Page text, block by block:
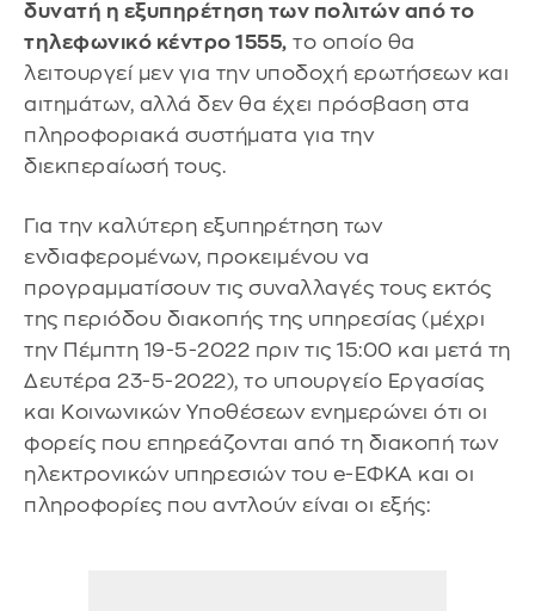
δυνατή η εξυπηρέτηση των πολιτών από το
τηλεφωνικό κέντρο 1555, το οποίο θα
λειτουργεί μεν για την υποδοχή ερωτήσεων και
αιτημάτων, αλλά δεν θα έχει πρόσβαση στα
πληροφοριακά συστήματα για την
διεκπεραίωσή τους.
Για την καλύτερη εξυπηρέτηση των
ενδιαφερομένων, προκειμένου να
προγραμματίσουν τις συναλλαγές τους εκτός
της περιόδου διακοπής της υπηρεσίας (μέχρι
την Πέμπτη 19-5-2022 πριν τις 15:00 και μετά τη
Δευτέρα 23-5-2022), το υπουργείο Εργασίας
και Κοινωνικών Υποθέσεων ενημερώνει ότι οι
φορείς που επηρεάζονται από τη διακοπή των
ηλεκτρονικών υπηρεσιών του e-ΕΦΚΑ και οι
πληροφορίες που αντλούν είναι οι εξής: